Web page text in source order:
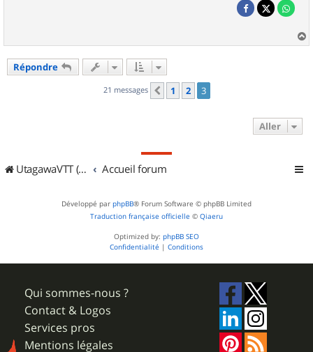
a
Répondre
21 messages Précédent
1 2 3
Aller
UtagawaVTT (Randos VTT et VTTAE avec traces GPS) Accueil forum
Développé par phpBB® Forum Software © phpBB Limited
Traduction française officielle © Qiaeru
Optimized by: phpBB SEO
Confidentialité | Conditions
Qui sommes-nous ?
Contact & Logos
Services pros
Mentions légales